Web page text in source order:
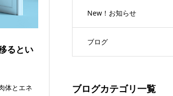
New！お知らせ
ブログ
るとい
体とエネ
ブログカテゴリ一覧